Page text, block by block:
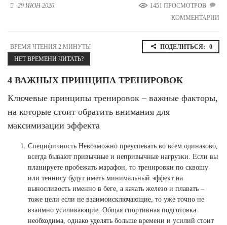
Новосибирская область (3)
Республика Башкортостан (3)
Республика Крым (1)
Республика Татарстан (2)
Ростовская область (2)
Самарская область (1)
Саратовская область (1)
Свердловская область (5)
Смоленская область (1)
Ставропольский край (5)
Томская область (1)
Тульская область (1)
Тюменская область (3)
Хакасия (1)
29 ИЮН 2020
1451 ПРОСМОТРОВ
КОММЕНТАРИИ
ВРЕМЯ ЧТЕНИЯ 2 МИНУТЫ
НЕТ ВРЕМЕНИ ЧИТАТЬ?
ПОДЕЛИТЬСЯ: 0
4 ВАЖНЫХ ПРИНЦИПА ТРЕНИРОВОК
Ключевые принципы тренировок – важные факторы,
на которые стоит обратить внимания для
максимизации эффекта
Специфичность Невозможно преуспевать во всем одинаково,
всегда бывают привычные и непривычные нагрузки. Если вы
планируете пробежать марафон, то тренировки по сквошу
или теннису будут иметь минимальный эффект на
выносливость именно в беге, а качать железо и плавать –
тоже цели если не взаимоисключающие, то уже точно не
взаимно усиливающие. Общая спортивная подготовка
необходима, однако уделять больше времени и усилий стоит